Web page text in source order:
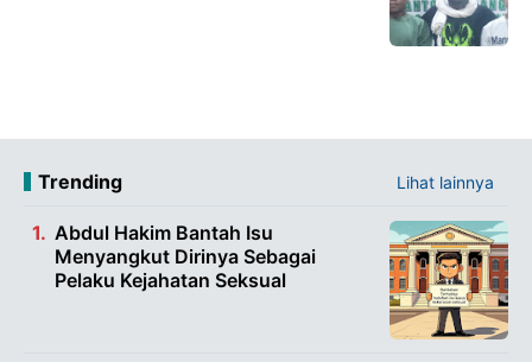
Trending Lihat lainnya
Abdul Hakim Bantah Isu
Menyangkut Dirinya Sebagai
Pelaku Kejahatan Seksual